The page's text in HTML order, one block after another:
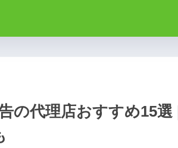
の代理店おすすめ15選 |